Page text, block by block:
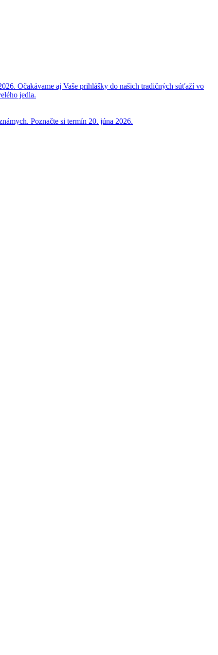
Očakávame aj Vaše prihlášky do našich tradičných súťaží vo
jedla.
Poznačte si termín 20. júna 2026.